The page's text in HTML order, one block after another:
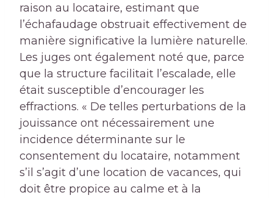
raison au locataire, estimant que
l’échafaudage obstruait effectivement de
manière significative la lumière naturelle.
Les juges ont également noté que, parce
que la structure facilitait l’escalade, elle
était susceptible d’encourager les
effractions. « De telles perturbations de la
jouissance ont nécessairement une
incidence déterminante sur le
consentement du locataire, notamment
s’il s’agit d’une location de vacances, qui
doit être propice au calme et à la